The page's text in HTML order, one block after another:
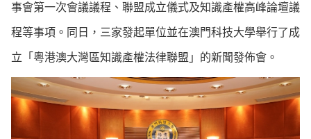
事會第一次會議議程、聯盟成立儀式及知識產權高峰論壇議
程等事項。同日，三家發起單位並在澳門科技大學舉行了成
立「粵港澳大灣區知識產權法律聯盟」的新聞發佈會。